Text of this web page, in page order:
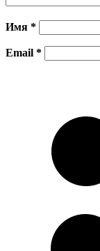
Имя *
Email *